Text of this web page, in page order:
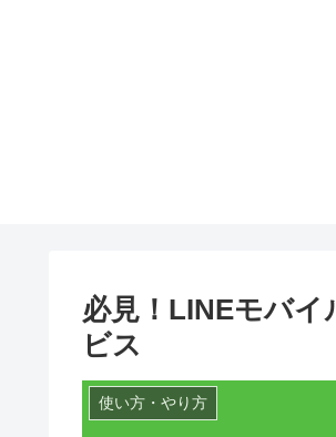
必見！LINEモバイ
ビス
使い方・やり方